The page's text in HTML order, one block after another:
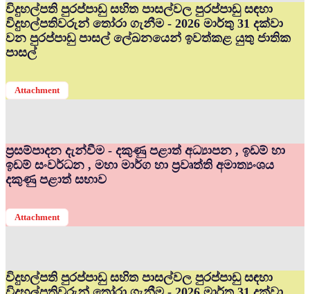
විදුහල්පති පුරප්පාඩු සහිත පාසල්වල පුරප්පාඩු සඳහා
විදුහල්පතිවරුන් තෝරා ගැනීම - 2026 මාර්තු 31 දක්වා
වන පුරප්පාඩු පාසල් ලේඛනයෙන් ඉවත්කළ යුතු ජාතික
පාසල්
Attachment
ප්‍රසම්පාදන දැන්වීම - දකුණු පළාත් අධ්‍යාපන , ඉඩම් හා
ඉඩම් සංවර්ධන , මහා මාර්ග හා ප්‍රවෘත්ති අමාත්‍යංශය
දකුණු පළාත් සභාව
Attachment
විදුහල්පති පුරප්පාඩු සහිත පාසල්වල පුරප්පාඩු සඳහා